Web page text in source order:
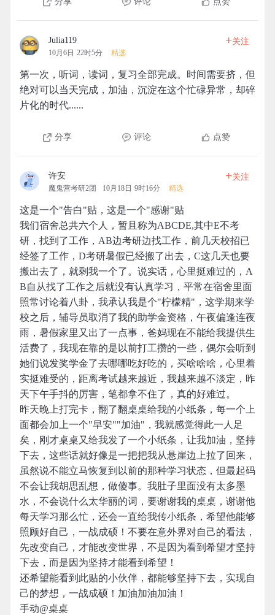
Julia119
10月6日 22时5分 精选
+关注
第一次，听词，读词，复习全部完成。时间需要挤，但
绝对可以当天完成，加油，沉淀在这个忙碌异常，却碎
片化的时代......
分享 评论 点赞
许安
魔鬼营考研2团 10月18日 9时16分 精选
+关注
这是一个"告白"贴，这是一个"感谢"贴
我们宿舍总共六个人，暂且称为ABCDE,其中E不考
研，找到了工作，AB边考研边找工作，前几天校招已
经签了工作，D考研暑假已经搬了出去，C这几天也要
搬出去了，就剩我一个了。说实话，心里挺难过的，A
B自从找了工作之后就没有认真学习，平常在宿舍里面
照常讨论着八卦，我承认我是个"柠檬精"，这学期来学
校之后，辅导员取消了我的助学金资格，午夜偏逢连夜
雨，暑假家里又出了一点事，爸妈现在不能给我提供生
活费了，我现在靠的是以前打工攒的一些，偶尔会听到
她们说发奖学金了去哪哪吃好吃的，买啥啥啥，心里着
实挺难受的，距离考试越来越近，我越来越不淡定，昨
天下午手抖的厉害，笔都拿不住了，真的好难过。
昨天晚上打完卡，翻了翻桌桌给我的小纸条，每一个上
面都会加上一个"早安""加油"，我就感觉得此一人足
矣，刚才桌桌又给我发了一个小纸条，让我加油，坚持
下去，这些话就好像是一把把我从悬崖边上拉了回来，
虽然说不能立马恢复到以前的那种学习状态，但最起码
不会让我胡思乱想，做傻事。我肚子里面没有太多墨
水，不会说什么太华丽的词，要谢谢我的桌桌，谢谢他
每天学习那么忙，还会一直给我传小纸条，希望他能够
照顾好自己，一战成硕！不要在意外界对自己的看法，
先改变自己，才能改变世界，不是因为看到希望才坚持
下去，而是因为坚持才能看到希望！
还希望能看到此贴的小伙伴，都能够坚持下去，实现自
己的梦想，一战成硕！加油加油加油！
手动@桌桌